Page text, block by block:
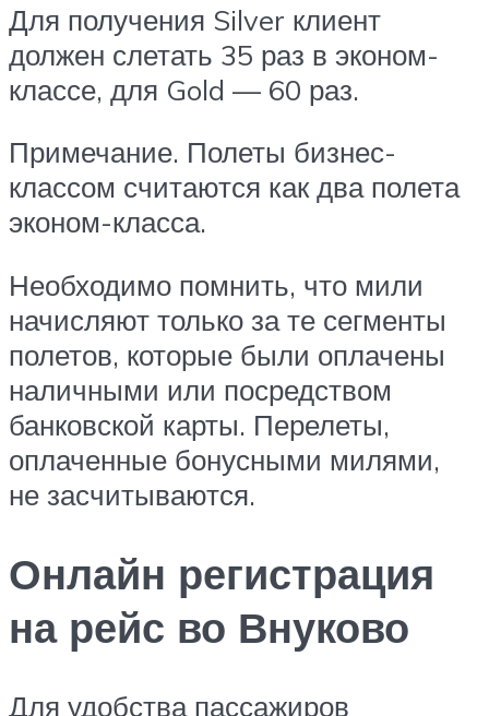
Для получения Silver клиент
должен слетать 35 раз в эконом-
классе, для Gold — 60 раз.
Примечание. Полеты бизнес-
классом считаются как два полета
эконом-класса.
Необходимо помнить, что мили
начисляют только за те сегменты
полетов, которые были оплачены
наличными или посредством
банковской карты. Перелеты,
оплаченные бонусными милями,
не засчитываются.
Онлайн регистрация
на рейс во Внуково
Для удобства пассажиров